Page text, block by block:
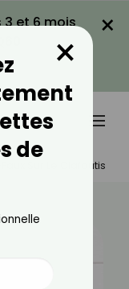
3 et 6 mois
×
Faux Sur Le Clafoutis
de
×